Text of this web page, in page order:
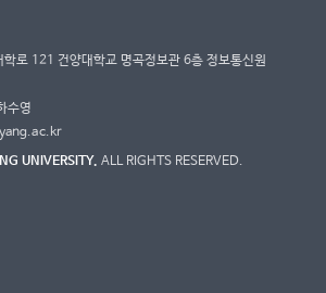
로 121 건양대학교 명곡정보관 6층 정보통신원
수영
UNIVERSITY. ALL RIGHTS RESERVED.